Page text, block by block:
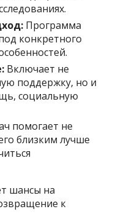
Программа
конкретного
Включает не
поддержку, но и
социальную
помогает не
близким лучше
шансы на
к